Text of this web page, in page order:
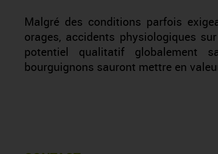
Malgré des conditions parfois
orages, accidents physiologiques
potentiel qualitatif globalement
bourguignons sauront mettre en